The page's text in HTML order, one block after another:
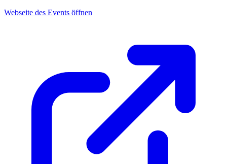
Webseite des Events öffnen